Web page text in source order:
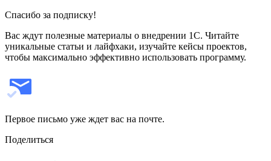
Спасибо за подписку!
Вас ждут полезные материалы о внедрении 1С. Читайте
уникальные статьи и лайфхаки, изучайте кейсы проектов,
чтобы максимально эффективно использовать программу.
Первое письмо уже ждет вас на почте.
Поделиться